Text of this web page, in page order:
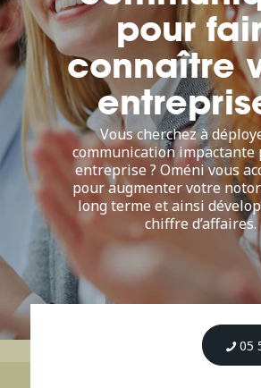
pour
connaître
Vous cherchez à
communication impactante
entreprise ? Oméni vous
pour augmenter votre
long terme et ainsi
chiffre d’affaires.
05